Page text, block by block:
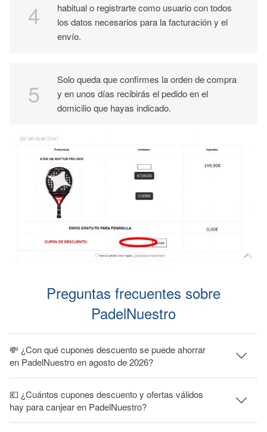
habitual o registrarte como usuario con todos
los datos necesarios para la facturación y el
envío.
Solo queda que confirmes la orden de compra
y en unos días recibirás el pedido en el
domicilio que hayas indicado.
Preguntas frecuentes sobre
PadelNuestro
💸 ¿Con qué cupones descuento se puede ahorrar
en PadelNuestro en agosto de 2026?
💶 ¿Cuántos cupones descuento y ofertas válidos
hay para canjear en PadelNuestro?